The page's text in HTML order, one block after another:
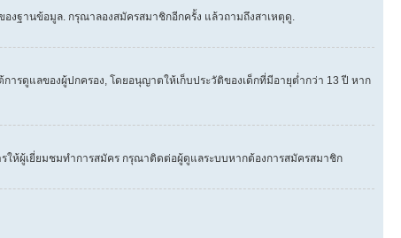
งฐานข้อมูล. กรุณาลองสมัครสมาชิกอีกครั้ง แล้วถามถึงสาเหตุดู.
ารดูแลของผู้ปกครอง, โดยอนุญาตให้เก็บประวัติของเด็กที่มีอายุต่ำกว่า 13 ปี หาก
ให้ผู้เยี่ยมชมทำการสมัคร กรุณาติดต่อผู้ดูแลระบบหากต้องการสมัครสมาชิก